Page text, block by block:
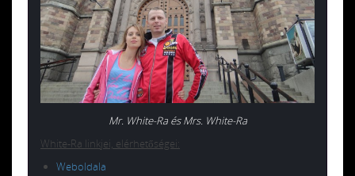
Mr. White-Ra és Mrs. White-Ra
White-Ra linkjei, elérhetőségei:
Weboldala